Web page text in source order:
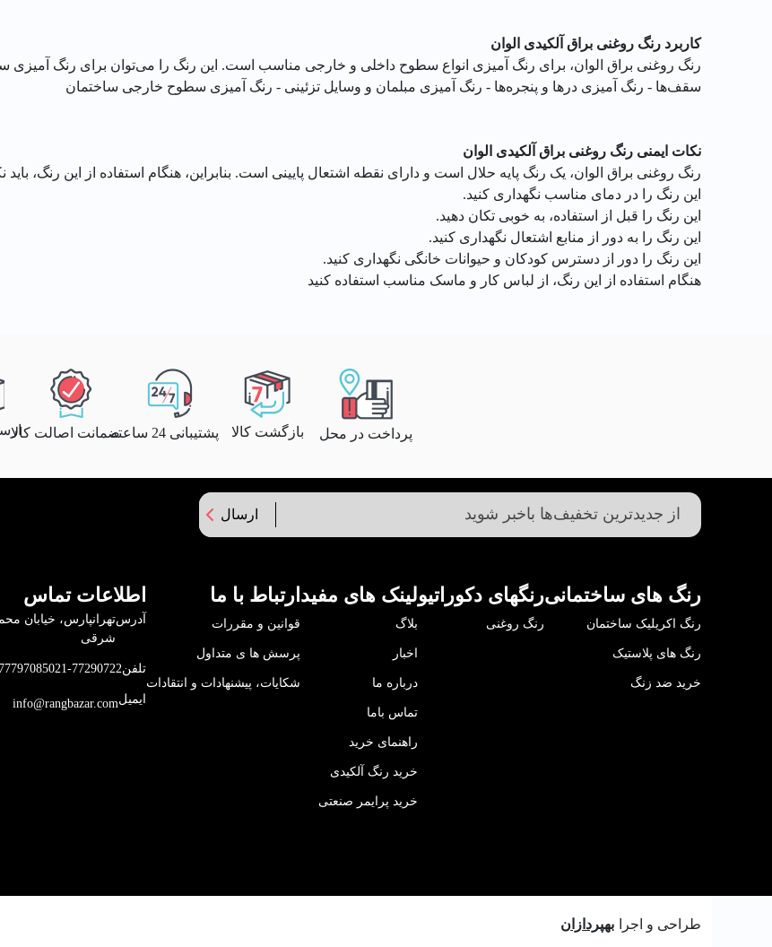
کاربرد رنگ روغنی براق آلکیدی الوان
رنگ روغنی براق الوان، برای رنگ آمیزی انواع سطوح داخلی و خارجی مناسب است. این رنگ را می‌توان برای رنگ آمیزی
سقف‌ها - رنگ آمیزی درها و پنجره‌ها - رنگ آمیزی مبلمان و وسایل تزئینی - رنگ آمیزی سطوح خارجی ساختمان
نکات ایمنی رنگ روغنی براق آلکیدی الوان
رنگ روغنی براق الوان، یک رنگ پایه حلال است و دارای نقطه اشتعال پایینی است. بنابراین، هنگام استفاده از این رنگ،
این رنگ را در دمای مناسب نگهداری کنید.
این رنگ را قبل از استفاده، به خوبی تکان دهید.
این رنگ را به دور از منابع اشتعال نگهداری کنید.
این رنگ را دور از دسترس کودکان و حیوانات خانگی نگهداری کنید.
هنگام استفاده از این رنگ، از لباس کار و ماسک مناسب استفاده کنید
پرداخت در محل بازگشت کالا پشتیبانی 24 ساعته ضمانت اصالت کالا
ارسال
رنگ های ساختمانی
رنگ اکریلیک ساختمان
رنگ های پلاستیک
خرید ضد زنگ
رنگهای دکوراتیو
رنگ روغنی
لینک های مفید
بلاگ
اخبار
درباره ما
تماس باما
راهنمای خرید
خرید رنگ آلکیدی
خرید پرایمر صنعتی
ارتباط با ما
قوانین و مقررات
پرسش ها ی متداول
شکایات، پیشنهادات و انتقادات
اطلاعات تماس
آدرس
شرقی
تلفن021-77290722
ایمیلinfo@rangbazar.com
طراحی و اجرا بهپردازان